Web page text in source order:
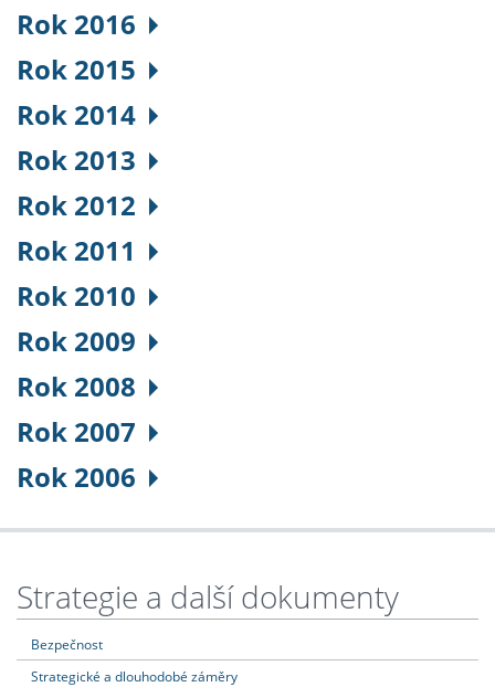
Rok 2016
Rok 2015
Rok 2014
Rok 2013
Rok 2012
Rok 2011
Rok 2010
Rok 2009
Rok 2008
Rok 2007
Rok 2006
Strategie a další dokumenty
Bezpečnost
Strategické a dlouhodobé záměry